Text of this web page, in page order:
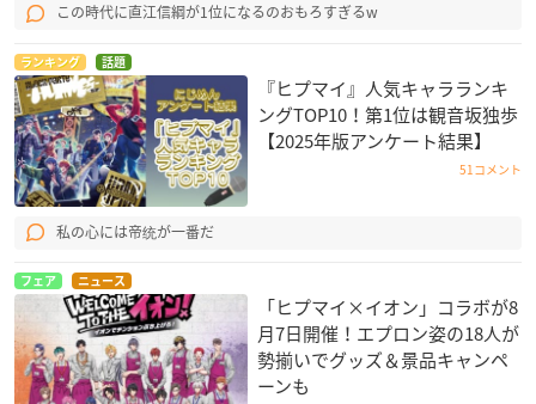
この時代に直江信綱が1位になるのおもろすぎるw
ランキング 話題
『ヒプマイ』人気キャラランキ
ングTOP10！第1位は観音坂独歩
【2025年版アンケート結果】
51コメント
私の心には帝统が一番だ
フェア ニュース
「ヒプマイ×イオン」コラボが8
月7日開催！エプロン姿の18人が
勢揃いでグッズ＆景品キャンペ
ーンも